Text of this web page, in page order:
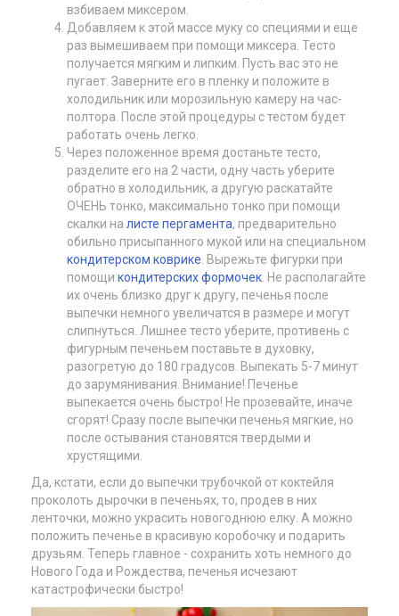
взбиваем миксером.
Добавляем к этой массе муку со специями и еще
раз вымешиваем при помощи миксера. Тесто
получается мягким и липким. Пусть вас это не
пугает. Заверните его в пленку и положите в
холодильник или морозильную камеру на час-
полтора. После этой процедуры с тестом будет
работать очень легко.
Через положенное время достаньте тесто,
разделите его на 2 части, одну часть уберите
обратно в холодильник, а другую раскатайте
ОЧЕНЬ тонко, максимально тонко при помощи
скалки на листе пергамента, предварительно
обильно присыпанного мукой или на специальном
кондитерском коврике . Вырежьте фигурки при
помощи кондитерских формочек . Не располагайте
их очень близко друг к другу, печенья после
выпечки немного увеличатся в размере и могут
слипнуться. Лишнее тесто уберите, противень с
фигурным печеньем поставьте в духовку,
разогретую до 180 градусов. Выпекать 5-7 минут
до зарумянивания. Внимание! Печенье
выпекается очень быстро! Не прозевайте, иначе
сгорят! Сразу после выпечки печенья мягкие, но
после остывания становятся твердыми и
хрустящими.
Да, кстати, если до выпечки трубочкой от коктейля
проколоть дырочки в печеньях, то, продев в них
ленточки, можно украсить новогоднюю елку. А можно
положить печенье в красивую коробочку и подарить
друзьям. Теперь главное - сохранить хоть немного до
Нового Года и Рождества, печенья исчезают
катастрофически быстро!